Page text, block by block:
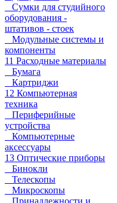
Сумки для студийного
оборудования -
штативов - стоек
Модульные системы и
компоненты
11 Расходные материалы
Бумага
Картриджи
12 Компьютерная
техника
Периферийные
устройства
Компьютерные
аксессуары
13 Оптические приборы
Бинокли
Телескопы
Микроскопы
Принадлежности и